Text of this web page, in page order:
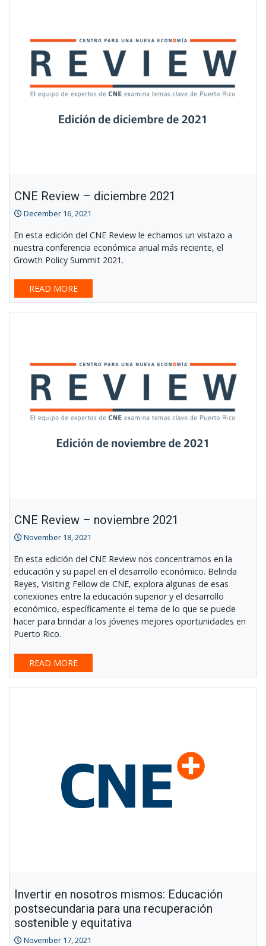
CNE Review – diciembre 2021
December 16, 2021
En esta edición del CNE Review le echamos un vistazo a
nuestra conferencia económica anual más reciente, el
Growth Policy Summit 2021.
READ MORE
CNE Review – noviembre 2021
November 18, 2021
En esta edición del CNE Review nos concentramos en la
educación y su papel en el desarrollo económico. Belinda
Reyes, Visiting Fellow de CNE, explora algunas de esas
conexiones entre la educación superior y el desarrollo
económico, específicamente el tema de lo que se puede
hacer para brindar a los jóvenes mejores oportunidades en
Puerto Rico.
READ MORE
Invertir en nosotros mismos: Educación
postsecundaria para una recuperación
sostenible y equitativa
November 17, 2021